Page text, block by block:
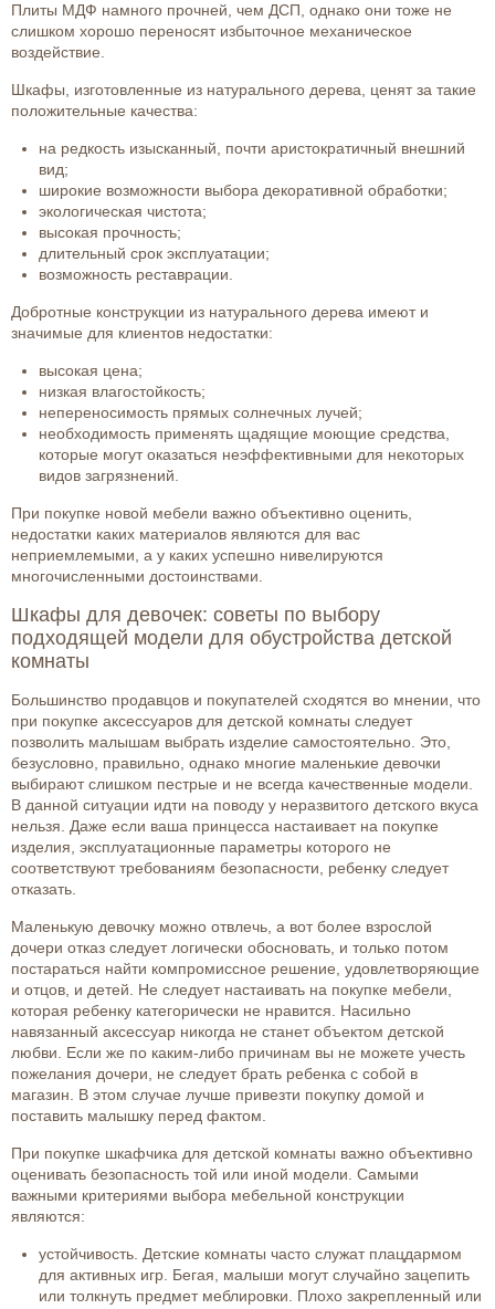
Плиты МДФ намного прочней, чем ДСП, однако они тоже не
слишком хорошо переносят избыточное механическое
воздействие.
Шкафы, изготовленные из натурального дерева, ценят за такие
положительные качества:
на редкость изысканный, почти аристократичный внешний
вид;
широкие возможности выбора декоративной обработки;
экологическая чистота;
высокая прочность;
длительный срок эксплуатации;
возможность реставрации.
Добротные конструкции из натурального дерева имеют и
значимые для клиентов недостатки:
высокая цена;
низкая влагостойкость;
непереносимость прямых солнечных лучей;
необходимость применять щадящие моющие средства,
которые могут оказаться неэффективными для некоторых
видов загрязнений.
При покупке новой мебели важно объективно оценить,
недостатки каких материалов являются для вас
неприемлемыми, а у каких успешно нивелируются
многочисленными достоинствами.
Шкафы для девочек: советы по выбору
подходящей модели для обустройства детской
комнаты
Большинство продавцов и покупателей сходятся во мнении, что
при покупке аксессуаров для детской комнаты следует
позволить малышам выбрать изделие самостоятельно. Это,
безусловно, правильно, однако многие маленькие девочки
выбирают слишком пестрые и не всегда качественные модели.
В данной ситуации идти на поводу у неразвитого детского вкуса
нельзя. Даже если ваша принцесса настаивает на покупке
изделия, эксплуатационные параметры которого не
соответствуют требованиям безопасности, ребенку следует
отказать.
Маленькую девочку можно отвлечь, а вот более взрослой
дочери отказ следует логически обосновать, и только потом
постараться найти компромиссное решение, удовлетворяющие
и отцов, и детей. Не следует настаивать на покупке мебели,
которая ребенку категорически не нравится. Насильно
навязанный аксессуар никогда не станет объектом детской
любви. Если же по каким-либо причинам вы не можете учесть
пожелания дочери, не следует брать ребенка с собой в
магазин. В этом случае лучше привезти покупку домой и
поставить малышку перед фактом.
При покупке шкафчика для детской комнаты важно объективно
оценивать безопасность той или иной модели. Самыми
важными критериями выбора мебельной конструкции
являются:
устойчивость. Детские комнаты часто служат плацдармом
для активных игр. Бегая, малыши могут случайно зацепить
или толкнуть предмет меблировки. Плохо закрепленный или